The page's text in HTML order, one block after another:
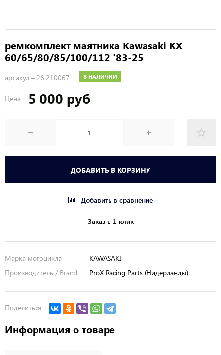
ремкомплект маятника Kawasaki KX
60/65/80/85/100/112 '83-25
артикул – 26.210067 В НАЛИЧИИ
Цена 5 000 руб
ДОБАВИТЬ В КОРЗИНУ
Добавить в сравнение
Заказ в 1 клик
Марка мотоцикла
KAWASAKI
Производитель / Brand
ProX Racing Parts (Нидерланды)
Поделиться
Информация о товаре